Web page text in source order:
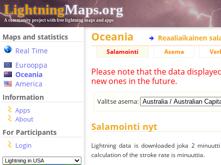
LightningMaps.org
A community project with free lightning maps and apps
Maps and statistics
Real Time
Eurooppa
Oceania
America
Information
Apps
About
For Participants
Login
Oceania Reaaliaikainen
Salamointi Asema
Please note that the data
new ones in the future.
Valitse asema:
Salamointi nyt
Lightning data is downloaded joka 2
calculation of the stroke rate is minuuttia.